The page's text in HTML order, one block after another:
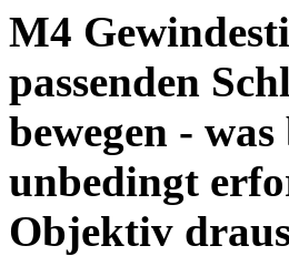
M4
passenden
bewegen -
unbedingt
Objektiv